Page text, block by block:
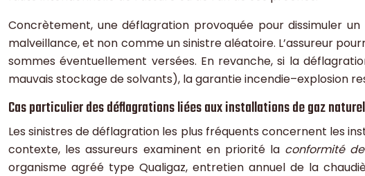
Concrètement, une déflagration provoquée pour dissimuler
malveillance, et non comme un sinistre aléatoire. L’assureur
sommes éventuellement versées. En revanche, si la
mauvais stockage de solvants), la garantie incendie–explosion
Cas particulier des déflagrations liées aux installations de gaz naturel
Les sinistres de déflagration les plus fréquents concernent les
contexte, les assureurs examinent en priorité la conformité
organisme agréé type Qualigaz, entretien annuel de la